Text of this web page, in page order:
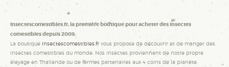
Insectescomestibles.fr, la première boutique pour acheter des insectes
comestibles depuis 2009.
La boutique Insectescomestibles.fr vous propose de découvrir et de manger des
insectes comestibles du monde. Nos insectes proviennent de notre propre
élevage en Thaïlande ou de fermes partenaires aux 4 coins de la planète.